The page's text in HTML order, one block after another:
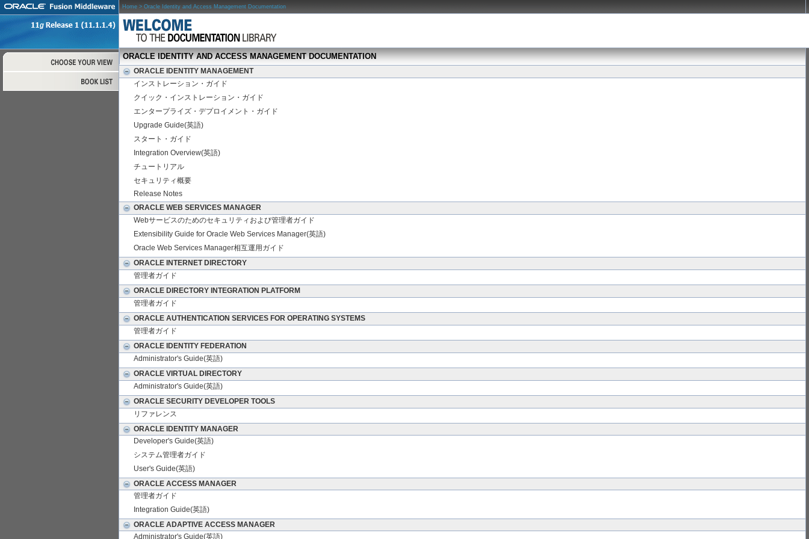
Home > Oracle Identity and Access Management Documentation
ORACLE IDENTITY AND ACCESS MANAGEMENT DOCUMENTATION
ORACLE IDENTITY MANAGEMENT
インストレーション・ガイド
クイック・インストレーション・ガイド
エンタープライズ・デプロイメント・ガイド
Upgrade Guide(英語)
スタート・ガイド
Integration Overview(英語)
チュートリアル
セキュリティ概要
Release Notes
ORACLE WEB SERVICES MANAGER
Webサービスのためのセキュリティおよび管理者ガイド
Extensibility Guide for Oracle Web Services Manager(英語)
Oracle Web Services Manager相互運用ガイド
ORACLE INTERNET DIRECTORY
管理者ガイド
ORACLE DIRECTORY INTEGRATION PLATFORM
管理者ガイド
ORACLE AUTHENTICATION SERVICES FOR OPERATING SYSTEMS
管理者ガイド
ORACLE IDENTITY FEDERATION
Administrator's Guide(英語)
ORACLE VIRTUAL DIRECTORY
Administrator's Guide(英語)
ORACLE SECURITY DEVELOPER TOOLS
リファレンス
ORACLE IDENTITY MANAGER
Developer's Guide(英語)
システム管理者ガイド
User's Guide(英語)
ORACLE ACCESS MANAGER
管理者ガイド
Integration Guide(英語)
ORACLE ADAPTIVE ACCESS MANAGER
Administrator's Guide(英語)